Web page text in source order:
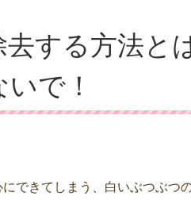
する方法と
で！
できてしまう、白いぶつぶつ